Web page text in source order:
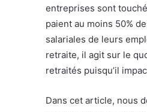
entreprises sont
paient au moins 50%
salariales de leurs
retraite, il agit sur le
retraités puisqu’il
Dans cet article, nous